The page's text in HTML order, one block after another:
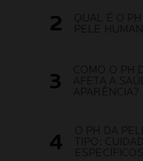
QUAL É O
PELE
COMO O PH
AFETA A
APARÊNCIA?
O PH DA
TIPO:
ESPECÍFICOS